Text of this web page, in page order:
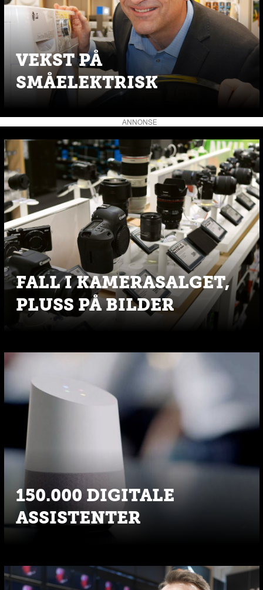
VEKST PÅ
SMÅELEKTRISK
ANNONSE
FALL I KAMERASALGET,
PLUSS PÅ BILDER
150.000 DIGITALE
ASSISTENTER